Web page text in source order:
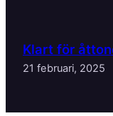
Klart för
21 februari, 2025